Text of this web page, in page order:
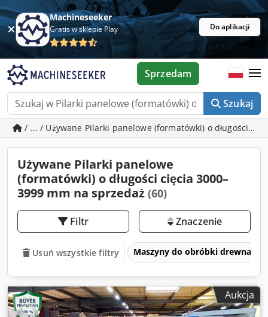
Machineseeker
Gratis w sklepie Play Do aplikacji
Szukaj
Sprzedam
/ ... / Używane Pilarki panelowe (formatówki) o długości
Używane Pilarki panelowe
(formatówki) o długości cięcia 3000–
3999 mm na sprzedaż (60)
Filtr Znaczenie
Usuń wszystkie filtry Maszyny do obróbki drewna
Aukcja